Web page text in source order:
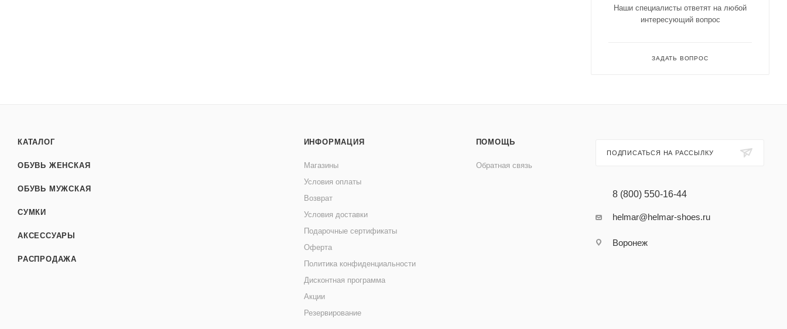
Наши специалисты ответят на любой
интересующий вопрос
ЗАДАТЬ ВОПРОС
КАТАЛОГ
ОБУВЬ ЖЕНСКАЯ
ОБУВЬ МУЖСКАЯ
СУМКИ
АКСЕССУАРЫ
РАСПРОДАЖА
ИНФОРМАЦИЯ
Магазины
Условия оплаты
Возврат
Условия доставки
Подарочные сертификаты
Оферта
Политика конфиденциальности
Дисконтная программа
Акции
Резервирование
ПОМОЩЬ
Обратная связь
ПОДПИСАТЬСЯ НА РАССЫЛКУ
8 (800) 550-16-44
helmar@helmar-shoes.ru
Воронеж